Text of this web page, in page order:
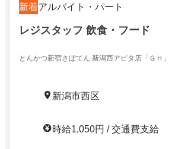
新着アルバイト・パート
レジスタッフ 飲食・フード
とんかつ新宿さぼてん 新潟西アピタ店「ＧＨ」
新潟市西区
時給1,050円 / 交通費支給